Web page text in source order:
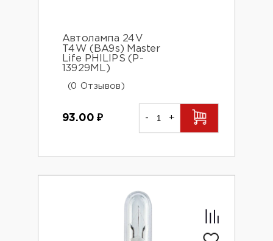
Автолампа 24V
T4W (BA9s) Master
Life PHILIPS (P-
13929ML)
(0 Отзывов)
93.00₽ - +